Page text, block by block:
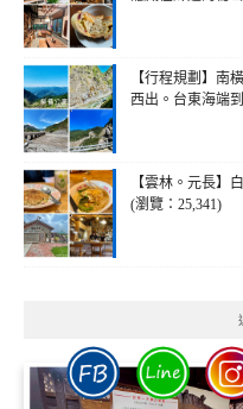
【行程規劃】南
西出。台東海端
【雲林。元長】
(瀏覽：25,341)